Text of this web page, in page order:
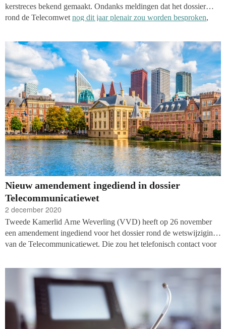
kerstreces bekend gemaakt. Ondanks meldingen dat het dossier
rond de Telecomwet nog dit jaar plenair zou worden besproken,
voorbehoud gepland voor de week van 11 januari 2021, de eerste
week na het kerstreces.
Nieuw amendement ingediend in dossier
Telecommunicatiewet
2 december 2020
Tweede Kamerlid Arne Weverling (VVD) heeft op 26 november
een amendement ingediend voor het dossier rond de wetswijziging
van de Telecommunicatiewet. Die zou het telefonisch contact voor
voor dat de termijn waarbinnen bestaande klanten die toestemming
hebben gegeven benaderd kunnen worden ‘dient te worden
voorgehangen aan beide Kamers’.